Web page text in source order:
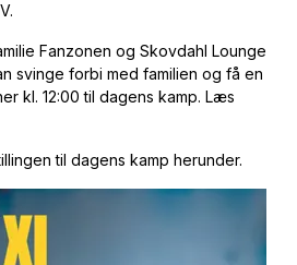
Fanzonen og Skovdahl Lounge
svinge forbi med familien og få en
kl. 12:00 til dagens kamp. Læs
til dagens kamp herunder.